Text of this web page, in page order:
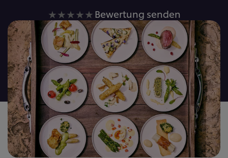
Keine
Bewertungen
für
dieses
recipe
abgegeben
Bewertung senden